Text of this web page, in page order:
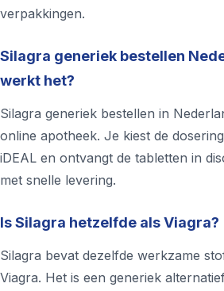
verpakkingen.
Silagra generiek bestellen
werkt het?
Silagra generiek bestellen in
online apotheek. Je kiest de
iDEAL en ontvangt de tabletten in
met snelle levering.
Is Silagra hetzelfde als Viagra?
Silagra bevat dezelfde werkzame
Viagra. Het is een generiek